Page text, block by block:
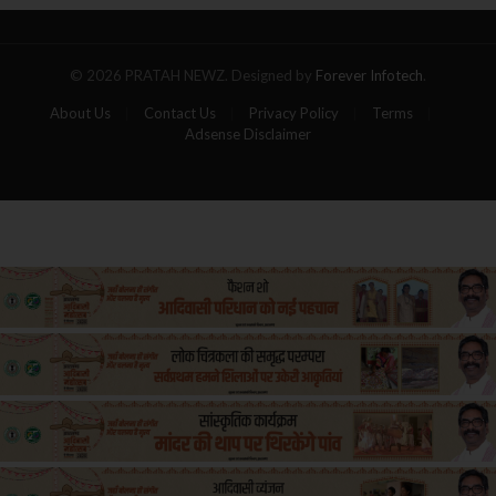
© 2026 PRATAH NEWZ. Designed by Forever Infotech
About Us Contact Us Privacy Policy
Terms
Adsense Disclaimer